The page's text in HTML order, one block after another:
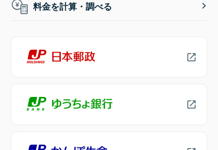
料金を計算・調べる